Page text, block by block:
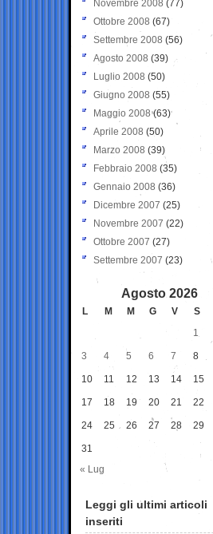
Novembre 2008 (77)
Ottobre 2008 (67)
Settembre 2008 (56)
Agosto 2008 (39)
Luglio 2008 (50)
Giugno 2008 (55)
Maggio 2008(63)
Aprile 2008 (50)
Marzo 2008 (39)
Febbraio 2008 (35)
Gennaio 2008 (36)
Dicembre 2007 (25)
Novembre 2007 (22)
Ottobre 2007 (27)
Settembre 2007 (23)
Agosto 2026
L M M G V S
1
3 4 5 6 7 8
10 11 12 13 14 15
17 18 19 20 21 22
24 25 26 27 28 29
31
« Lug
Leggi gli ultimi articoli
inseriti